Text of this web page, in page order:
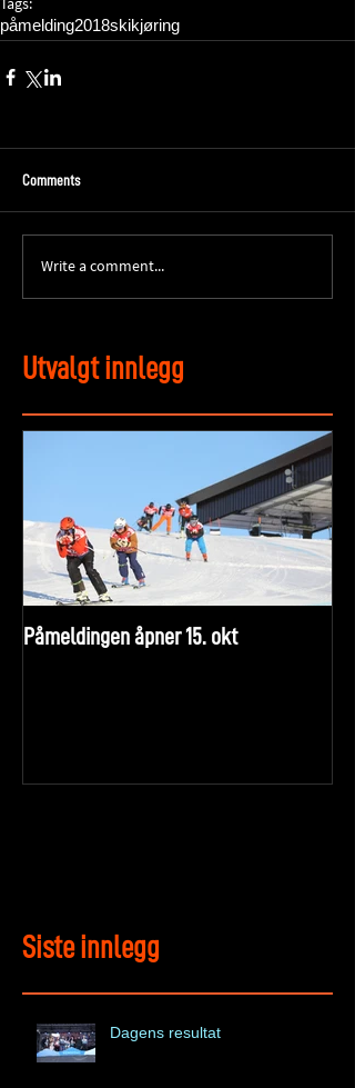
påmelding2018skikjøring
Comments
Write a comment...
Utvalgt innlegg
Påmeldingen åpner 15. okt
Siste innlegg
Dagens resultat